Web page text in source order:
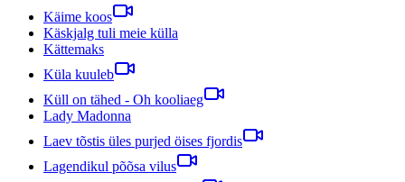
Käime koos
Käskjalg tuli meie külla
Kättemaks
Küla kuuleb
Küll on tähed - Oh kooliaeg
Lady Madonna
Laev tõstis üles purjed öises fjordis
Lagendikul põõsa vilus